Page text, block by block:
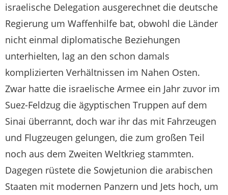
israelische Delegation ausgerechnet die deutsche
Regierung um Waffenhilfe bat, obwohl die Länder
nicht einmal diplomatische Beziehungen
unterhielten, lag an den schon damals
komplizierten Verhältnissen im Nahen Osten.
Zwar hatte die israelische Armee ein Jahr zuvor im
Suez-Feldzug die ägyptischen Truppen auf dem
Sinai überrannt, doch war ihr das mit Fahrzeugen
und Flugzeugen gelungen, die zum großen Teil
noch aus dem Zweiten Weltkrieg stammten.
Dagegen rüstete die Sowjetunion die arabischen
Staaten mit modernen Panzern und Jets hoch, um